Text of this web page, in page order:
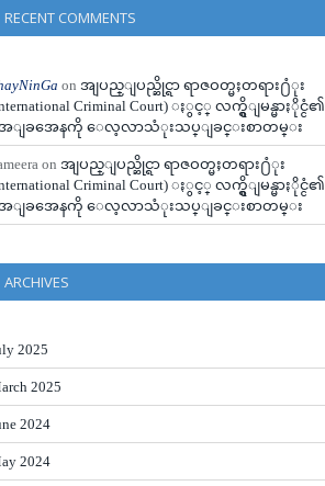
RECENT COMMENTS
on အျပည္ျပည္ဆိုင္ရာ ရာဇဝတ္မႈတရား႐ံုး
Criminal Court) ႏွင့္ လက္ရွိျမန္မာႏိုင္ငံ၏
ျခအေနကို ေလ့လာသံုးသပ္ျခင္းစာတမ္း
on အျပည္ျပည္ဆိုင္ရာ ရာဇဝတ္မႈတရား႐ံုး
Criminal Court) ႏွင့္ လက္ရွိျမန္မာႏိုင္ငံ၏
ျခအေနကို ေလ့လာသံုးသပ္ျခင္းစာတမ္း
ARCHIVES
2025
2025
2024
2024